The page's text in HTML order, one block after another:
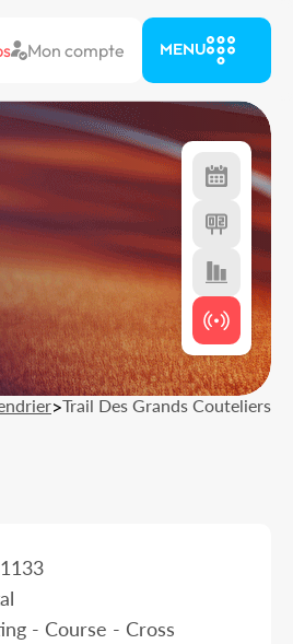
Mon compte MENU
>Trail Des Grands Couteliers
- Course - Cross